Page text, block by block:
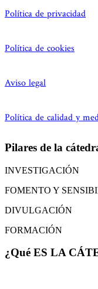
Política de privacidad
Política de cookies
Aviso legal
Política de calidad y
Pilares de la
INVESTIGACIÓN
FOMENTO Y
DIVULGACIÓN
FORMACIÓN
¿Qué ES LA